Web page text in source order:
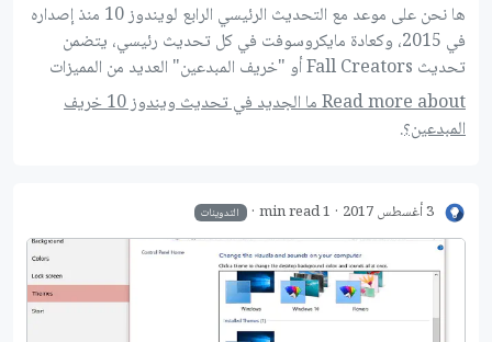
ها نحن على موعد مع التحديث الرئيسي الرابع لويندوز 10 منذ إصداره
في 2015، وكعادة مايكروسوفت في كل تحديث رئيسي، يتضمن
تحديث Fall Creators أو "خريف المبدعين" العديد من المميزات
الجديدة وتحسينات الاستقرار واﻷداء، إلى جانب بعض الخصائص التي
تم حذفها من الويندوز في هذا التحديث، دعونا نتعرف على الجديد في
تحديث Fall Creators.
Read more about ما الجديد في تحديث ويندوز 10 خريف
المبدعين؟.
3 أغسطس 2017 1 min read التدوينات